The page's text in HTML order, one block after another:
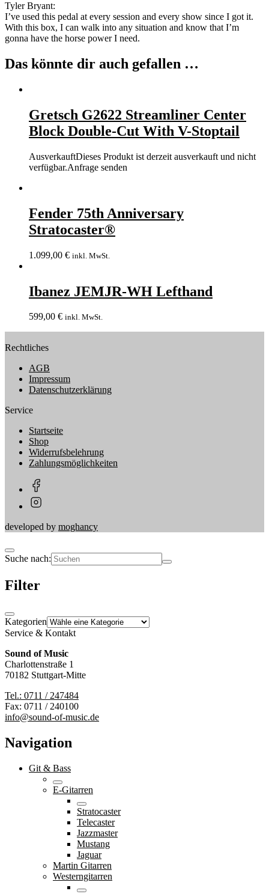
Tyler Bryant:
I’ve used this pedal at every session and every show since I got it.
With this box, I can walk into any situation and know that I’m
gonna have the horse power I need.
Das könnte dir auch gefallen …
Gretsch G2622 Streamliner Center
Block Double-Cut With V-Stoptail
AusverkauftDieses Produkt ist derzeit ausverkauft und nicht
verfügbar.Anfrage senden
Fender 75th Anniversary
Stratocaster®
1.099,00 € inkl. MwSt.
Ibanez JEMJR-WH Lefthand
599,00 € inkl. MwSt.
Rechtliches
AGB
Impressum
Datenschutzerklärung
Service
Startseite
Shop
Widerrufsbelehrung
Zahlungsmöglichkeiten
developed by moghancy
Suche nach:
Filter
Kategorien
Service & Kontakt
Sound of Music
Charlottenstraße 1
70182 Stuttgart-Mitte
Tel.: 0711 / 247484
Fax: 0711 / 240100
info@sound-of-music.de
Navigation
Git & Bass
E-Gitarren
Stratocaster
Telecaster
Jazzmaster
Mustang
Jaguar
Martin Gitarren
Westerngitarren